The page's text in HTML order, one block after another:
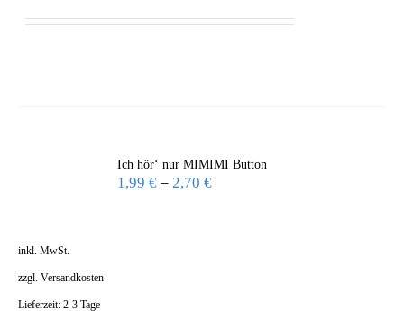
Ich hör‘ nur MIMIMI Button
1,99€ –2,70€
inkl. MwSt.
zzgl. Versandkosten
Lieferzeit: 2-3 Tage